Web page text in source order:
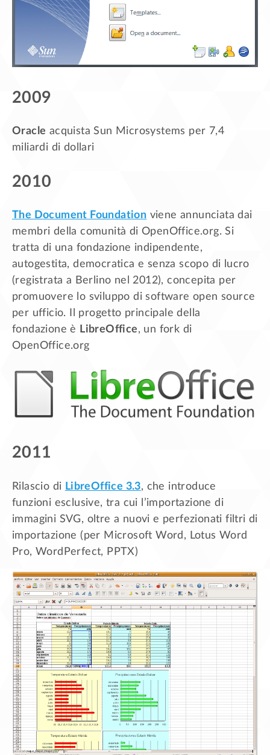
2009
Oracle acquista Sun Microsystems per 7,4
miliardi di dollari
2010
The Document Foundation viene annunciata dai
membri della comunità di OpenOffice.org. Si
tratta di una fondazione indipendente,
autogestita, democratica e senza scopo di lucro
(registrata a Berlino nel 2012), concepita per
promuovere lo sviluppo di software open source
per ufficio. Il progetto principale della
fondazione è
LibreOffice, un fork di
OpenOffice.org
2011
Rilascio di LibreOffice 3.3, che introduce
funzioni esclusive, tra cui l’importazione di
immagini SVG, oltre a nuovi e perfezionati filtri di
importazione (per Microsoft Word, Lotus Word
Pro, WordPerfect, PPTX)